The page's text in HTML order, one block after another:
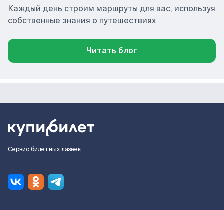
Каждый день строим маршруты для вас, используя
собственные знания о путешествиях
Читать блог
Сервис билетных лазеек